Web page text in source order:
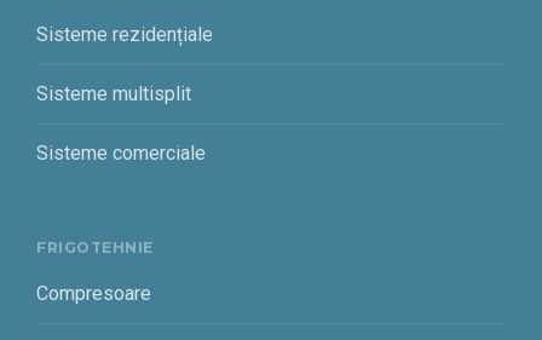
Sisteme rezidențiale
Sisteme multisplit
Sisteme comerciale
FRIGOTEHNIE
Compresoare